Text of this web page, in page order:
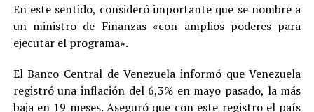
En este sentido, consideró importante que se nombre a
un ministro de Finanzas «con amplios poderes para
ejecutar el programa».
El Banco Central de Venezuela informó que Venezuela
registró una inflación del 6,3% en mayo pasado, la más
baja en 19 meses. Aseguró que con este registro el país